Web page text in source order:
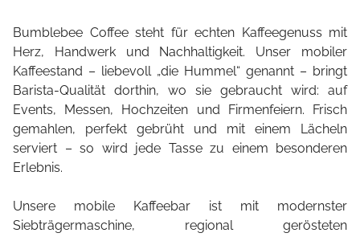
Bumblebee Coffee steht für echten Kaffeegenuss mit
Herz, Handwerk und Nachhaltigkeit. Unser mobiler
Kaffeestand – liebevoll „die Hummel“ genannt – bringt
Barista-Qualität dorthin, wo sie gebraucht wird: auf
Events, Messen, Hochzeiten und Firmenfeiern. Frisch
gemahlen, perfekt gebrüht und mit einem Lächeln
serviert – so wird jede Tasse zu einem besonderen
Erlebnis.
Unsere mobile Kaffeebar ist mit modernster
Siebträgermaschine, regional gerösteten